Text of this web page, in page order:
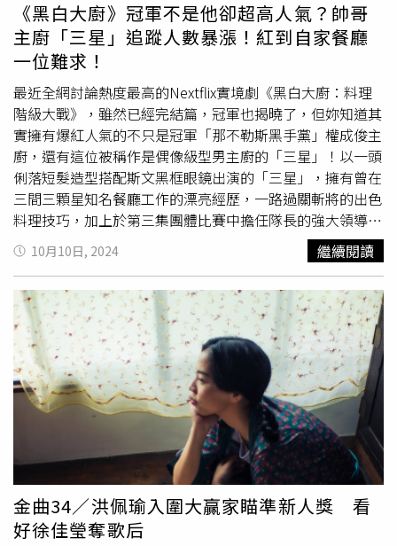
婚姻，卻意外發現未婚夫的婚外情，比起默默流淚，庭沼珉
果斷解除婚約、在咖啡廳痛批渣男，更在工作上面對他人刻
意刁難時直接回擊「不好意思，但我是會看水準挑同事
的」，這種即時止損、勇於表達的性格，或許會是你2026
年的職場新典範！庭沼珉在《宇宙MARRY ME?》勇敢回擊
刁難同事，成為職場新典範。（圖／Disney+提供）卡牌
D：千手千眼觀世音菩薩——「直覺系」天選之人其實你早
就知道該怎麼做，只是不相信自己！2026年菩薩提醒你，
要學會傾聽內在聲音、相信自己的直覺與本心，保持正念並
付諸行動，便會得到貴人相助。推薦：《操控遊戲》、《金
牌得主》《操控遊戲》：動作男神池昌旭就是品質保證！被
譽為「年末最爽動作韓劇」，劇中外送員池昌旭被誣陷入
獄，更因莫須有的「強姦罪」遭獄友欺凌，即便如此他依然
對伸張正義、奪回他的人生有堅定執念，他的正直不只讓前
獄友願意全力支持他的復仇之路，更讓他一步步靠近這場陰
謀背後的黑暗權力中心。相信看完你會懂，只要信念夠強，
全世界都會幫你，新的一年不妨聽從自己的內心。《金牌得
主》：新的一年，相信本心、設下夢想並勇敢追逐吧！在
「5歲不起步就太晚了」的花滑世界裡，平時笨拙的11歲女
孩結束祈卻堅信自己能在滑冰領域闖出一片天，她的執著與
努力，讓前選手明浦路司深受感動，決定成為她的教練，全
力替小祈完成夢想。首季上線後斬獲眾多好評、網友感動直
呼「只要你還有夢想就一定要看」！池昌旭《操控遊戲》被
誣陷入獄，信念堅定，全世界都會助你一臂之力。（圖／
Disney+提供）
看到自己肥胖照片時就會大幅降低食慾！只是要小心肥胖照
可能也會被周圍的人看到，這招真的太狠了！（圖／取自
boyoung0212_official IG）另外就是靠水煮蛋＋香蕉來減
肥，這個方法很有飽足感，香蕉跟水煮蛋也還算有營養，當
然整體均衡度還是不夠，只是女明星們時常需要快速瘦身就
會用一些極端的方法，但一般我們還是要注重營養均衡喔！
可以加入一些蔬菜會更完美！（圖／取自
boyoung0212_official IG）朴寶英也會運用泡澡加速新陳代
謝、幫助消水腫，有空時她會泡澡半小時，不但對瘦身有幫
助，還能使肌膚毛孔打開，提升後續保養效率。如果家裡沒
有浴缸可泡澡，也可改為每天15分鐘泡腳喔～最後就是「含
糖飲料」、「精緻澱粉」是絕對禁止的！（圖／取自
boyoung0212_official IG）
《黑白大廚》冠軍不是他卻超高人氣？帥哥
主廚「三星」追蹤人數暴漲！紅到自家餐廳
一位難求！
最近全網討論熱度最高的Nextflix實境劇《黑白大廚：料理
階級大戰》，雖然已經完結篇，冠軍也揭曉了，但妳知道其
實擁有爆紅人氣的不只是冠軍「那不勒斯黑手黨」權成俊主
廚，還有這位被稱作是偶像級型男主廚的「三星」！以一頭
俐落短髮造型搭配斯文黑框眼鏡出演的「三星」，擁有曾在
三間三顆星知名餐廳工作的漂亮經歷，一路過關斬將的出色
料理技巧，加上於第三集團體比賽中擔任隊長的強大領導力
展現，難怪在決賽前會被其他廚師們票選為「最看好他奪冠
的第一名！」 在 Instagram 查看這則貼文 從 Instagram 分
顏值很讚賞>////<，尤其他在個人IG上曝光為時裝雜誌拍攝
的形象照，讓粉絲們都留言:「以為是模特兒」，還有人說
他很有 崔宇植 的既視感，都想到他自己經營的餐廳「Trid」
看本尊，結果反而造成現在超難訂位XD。 在 Instagram 查
看這則貼文 從 Instagram 分享的貼文 不過說到韓國男生對
於外在的要求，三星真的可以說是最佳代言人！Tread上就
有人截圖發問為什麼三星每張照片看起來都是零毛孔，皮膚
感覺在發亮？除了靠造型師的妝造，平日就要做好肌膚管理
打好底子！小編建議現在市面上有推出許多針對男性族群量
身打造的產品系列，不知該怎麼選的話，就從"型男專用"這
四個字開始準沒錯。LUCIDO倫士度的「頭皮去味洗髮
精」、「去味沐浴露」，著重在抗菌、防臭，讓你更好擺脫
10月10日, 2024 繼續閱讀
金曲34／洪佩瑜入圍大贏家瞄準新人獎 看
好徐佳瑩奪歌后